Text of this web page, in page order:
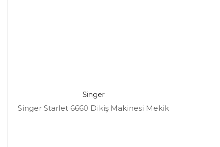
Singer
Singer Starlet 6660 Dikiş Makinesi Mekik